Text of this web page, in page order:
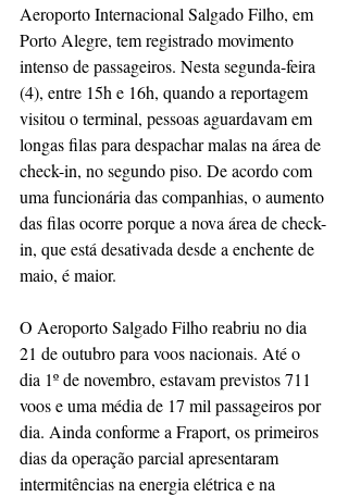
Aeroporto Internacional Salgado Filho, em
Porto Alegre, tem registrado movimento
intenso de passageiros. Nesta segunda-feira
(4), entre 15h e 16h, quando a reportagem
visitou o terminal, pessoas aguardavam em
longas filas para despachar malas na área de
check-in, no segundo piso. De acordo com
uma funcionária das companhias, o aumento
das filas ocorre porque a nova área de check-
in, que está desativada desde a enchente de
maio, é maior.
O Aeroporto Salgado Filho reabriu no dia
21 de outubro para voos nacionais. Até o
dia 1º de novembro, estavam previstos 711
voos e uma média de 17 mil passageiros por
dia. Ainda conforme a Fraport, os primeiros
dias da operação parcial apresentaram
intermitências na energia elétrica e na